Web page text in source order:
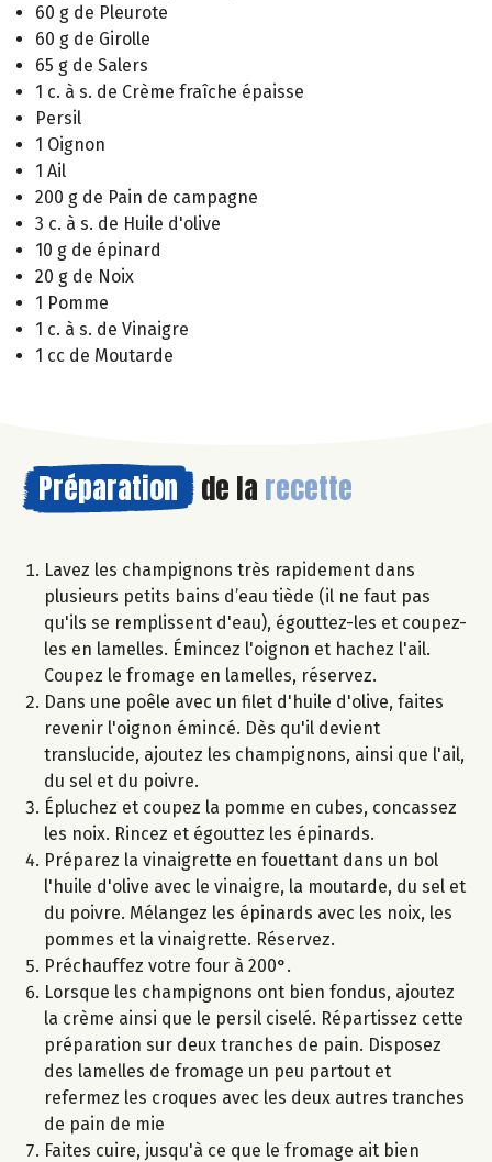
60 g de Pleurote
60 g de Girolle
65 g de Salers
1 c. à s. de Crème fraîche épaisse
Persil
1 Oignon
1 Ail
200 g de Pain de campagne
3 c. à s. de Huile d'olive
10 g de épinard
20 g de Noix
1 Pomme
1 c. à s. de Vinaigre
1 cc de Moutarde
Préparation de la recette
Lavez les champignons très rapidement dans
plusieurs petits bains d’eau tiède (il ne faut pas
qu'ils se remplissent d'eau), égouttez-les et coupez-
les en lamelles. Émincez l'oignon et hachez l'ail.
Coupez le fromage en lamelles, réservez.
Dans une poêle avec un filet d'huile d'olive, faites
revenir l'oignon émincé. Dès qu'il devient
translucide, ajoutez les champignons, ainsi que l'ail,
du sel et du poivre.
Épluchez et coupez la pomme en cubes, concassez
les noix. Rincez et égouttez les épinards.
Préparez la vinaigrette en fouettant dans un bol
l'huile d'olive avec le vinaigre, la moutarde, du sel et
du poivre. Mélangez les épinards avec les noix, les
pommes et la vinaigrette. Réservez.
Préchauffez votre four à 200°.
Lorsque les champignons ont bien fondus, ajoutez
la crème ainsi que le persil ciselé. Répartissez cette
préparation sur deux tranches de pain. Disposez
des lamelles de fromage un peu partout et
refermez les croques avec les deux autres tranches
de pain de mie
Faites cuire, jusqu'à ce que le fromage ait bien